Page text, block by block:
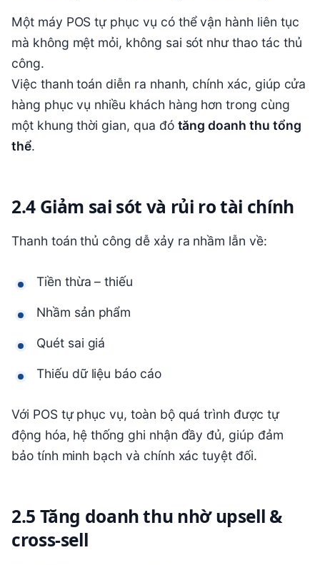
Một máy POS tự phục vụ có thể vận hành liên tục
mà không mệt mỏi, không sai sót như thao tác thủ
công.
Việc thanh toán diễn ra nhanh, chính xác, giúp cửa
hàng phục vụ nhiều khách hàng hơn trong cùng
một khung thời gian, qua đó tăng doanh thu tổng
thể.
2.4 Giảm sai sót và rủi ro tài chính
Thanh toán thủ công dễ xảy ra nhầm lẫn về:
Tiền thừa – thiếu
Nhầm sản phẩm
Quét sai giá
Thiếu dữ liệu báo cáo
Với POS tự phục vụ, toàn bộ quá trình được tự
động hóa, hệ thống ghi nhận đầy đủ, giúp đảm
bảo tính minh bạch và chính xác tuyệt đối.
2.5 Tăng doanh thu nhờ upsell &
cross-sell